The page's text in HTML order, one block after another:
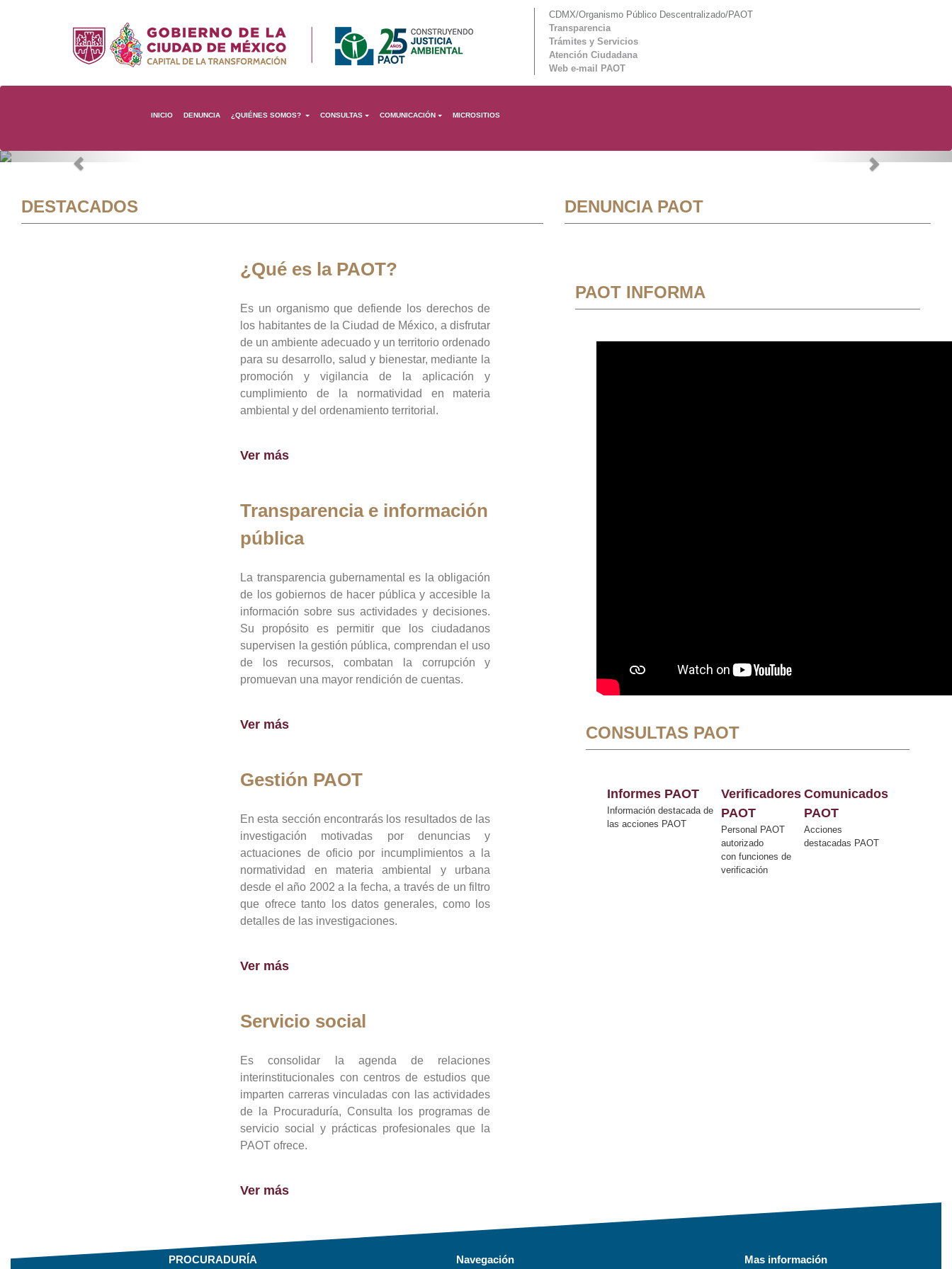
CDMX/Organismo Público Descentralizado/PAOT
Transparencia
Trámites y Servicios
Atención Ciudadana
Web e-mail PAOT
INICIO DENUNCIA ¿QUIÉNES SOMOS? CONSULTAS COMUNICACIÓN MICROSITIOS
Previous Next
DESTACADOS
¿Qué es la PAOT?
Es un organismo que defiende los derechos de
los habitantes de la Ciudad de México, a disfrutar
de un ambiente adecuado y un territorio ordenado
para su desarrollo, salud y bienestar, mediante la
promoción y vigilancia de la aplicación y
cumplimiento de la normatividad en materia
ambiental y del ordenamiento territorial.
Ver más
Transparencia e información
pública
La transparencia gubernamental es la obligación
de los gobiernos de hacer pública y accesible la
información sobre sus actividades y decisiones.
Su propósito es permitir que los ciudadanos
supervisen la gestión pública, comprendan el uso
de los recursos, combatan la corrupción y
promuevan una mayor rendición de cuentas.
Ver más
Gestión PAOT
En esta sección encontrarás los resultados de las
investigación motivadas por denuncias y
actuaciones de oficio por incumplimientos a la
normatividad en materia ambiental y urbana
desde el año 2002 a la fecha, a través de un filtro
que ofrece tanto los datos generales, como los
detalles de las investigaciones.
Ver más
Servicio social
Es consolidar la agenda de relaciones
interinstitucionales con centros de estudios que
imparten carreras vinculadas con las actividades
de la Procuraduría, Consulta los programas de
servicio social y prácticas profesionales que la
PAOT ofrece.
Ver más
DENUNCIA PAOT
PAOT INFORMA
CONSULTAS PAOT
Informes PAOT
Información destacada de
las acciones PAOT
Verificadores
PAOT
Personal PAOT
autorizado
con funciones de
verificación
Comunicados
PAOT
Acciones
destacadas PAOT
PROCURADURÍA Navegación Mas información